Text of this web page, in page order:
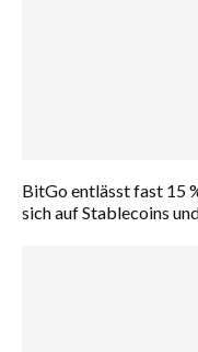
BitGo entlässt fast 15
sich auf Stablecoins